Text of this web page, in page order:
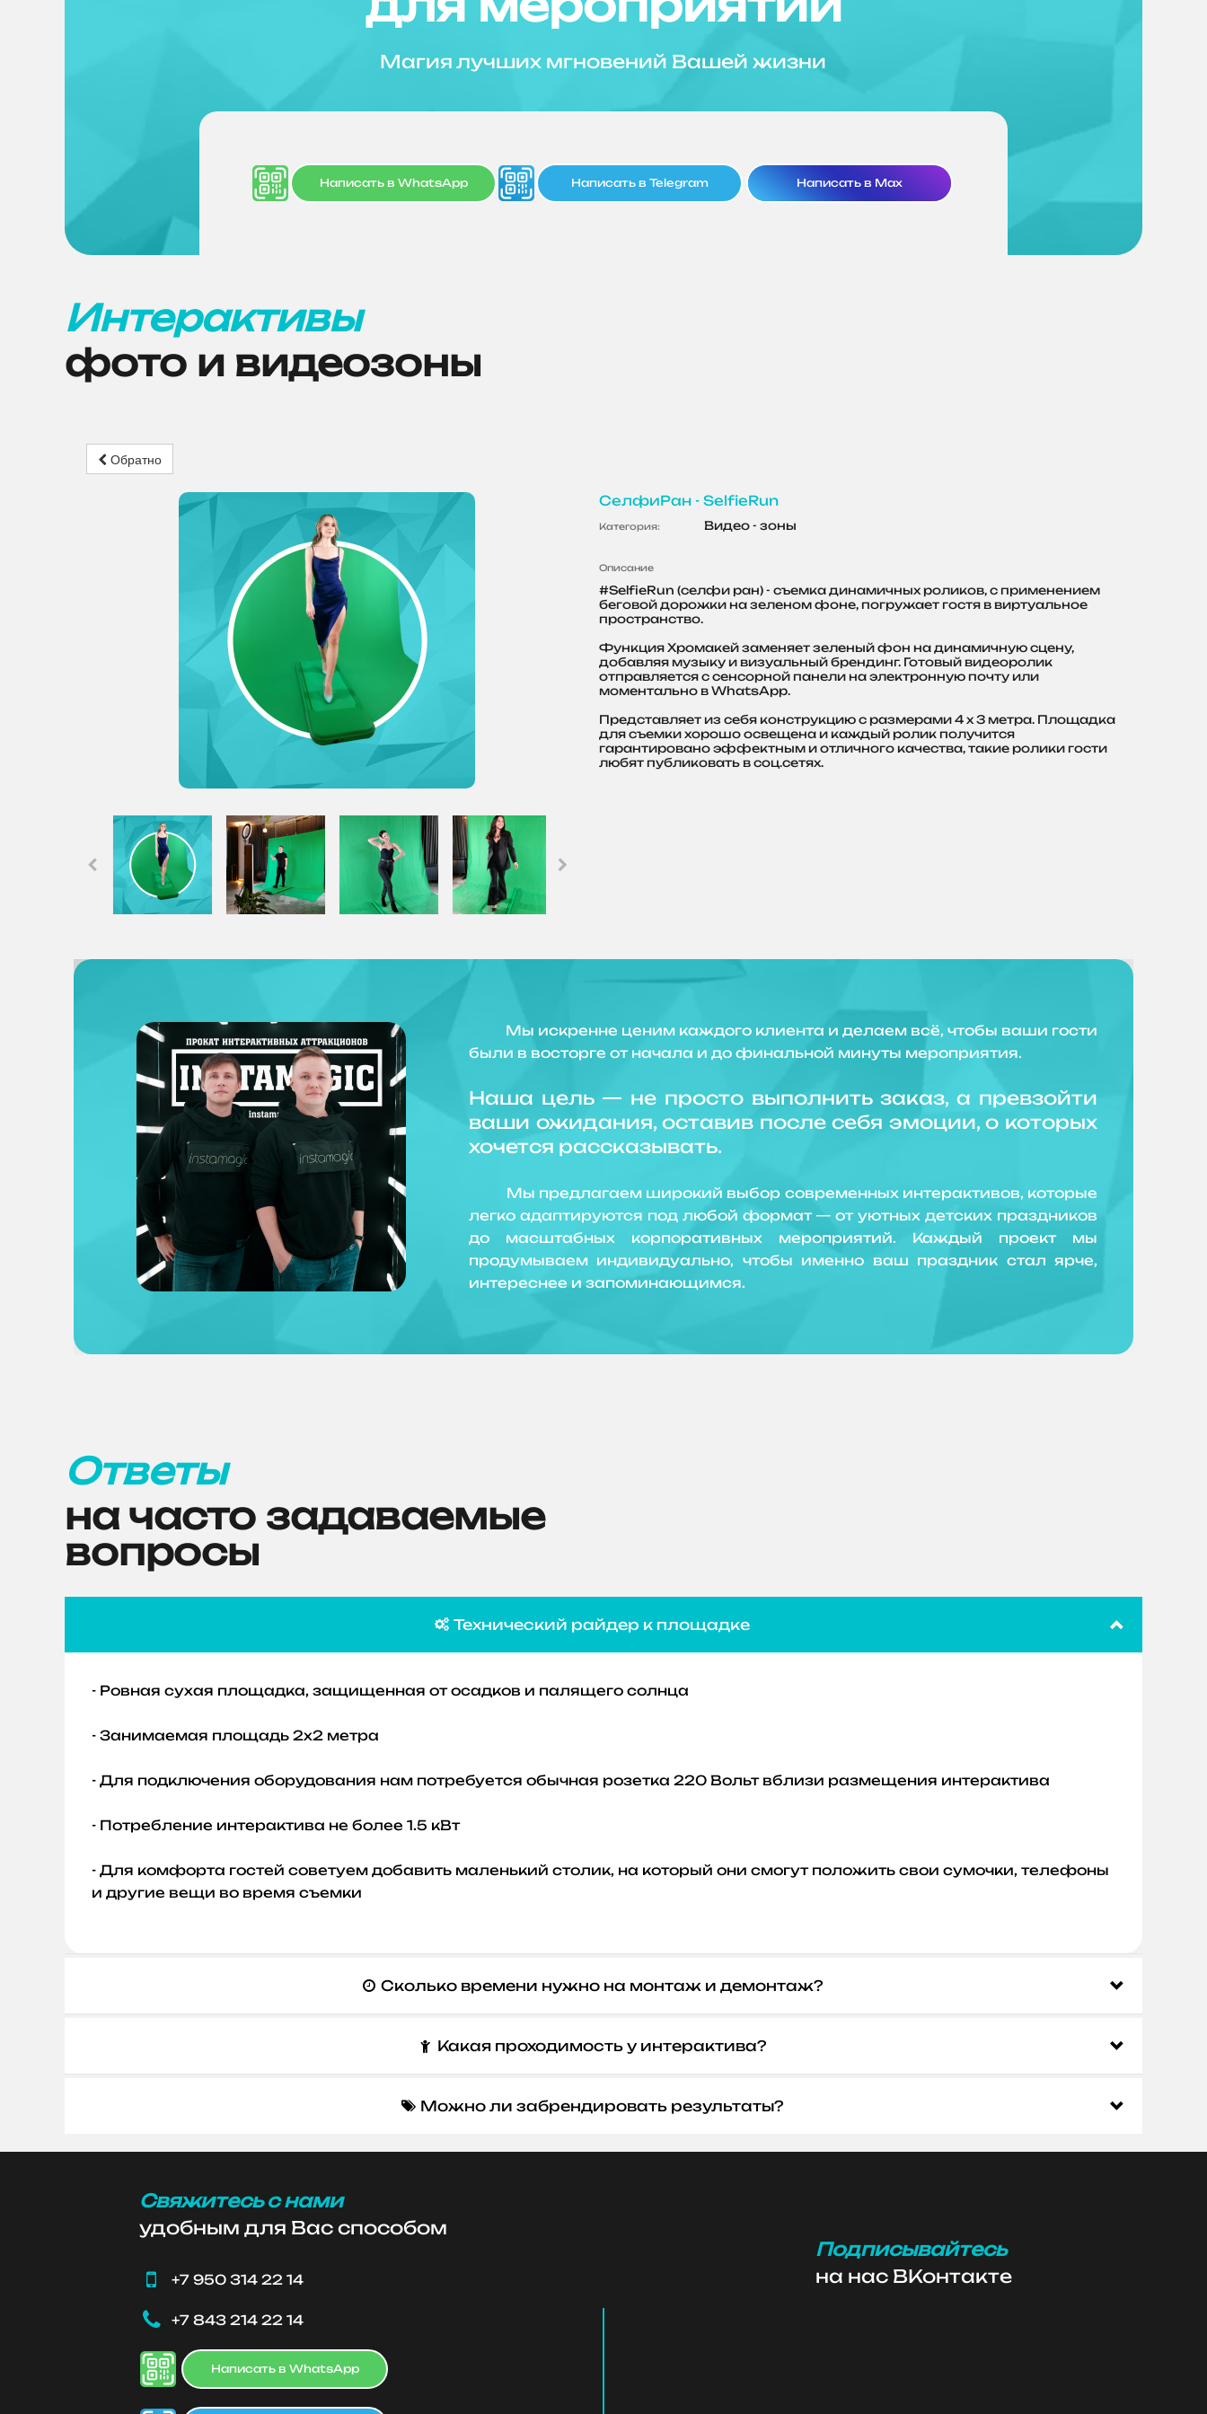
Магия лучших мгновений Вашей жизни
Написать в WhatsApp Написать в Telegram Написать в Max
Интерактивы
фото и видеозоны
Обратно
СелфиРан - SelfieRun
Категория: Видео - зоны
Описание
#SelfieRun (селфи ран) - съемка динамичных роликов, с применением
беговой дорожки на зеленом фоне, погружает гостя в виртуальное
пространство.
Функция Хромакей заменяет зеленый фон на динамичную сцену,
добавляя музыку и визуальный брендинг. Готовый видеоролик
отправляется с сенсорной панели на электронную почту или
моментально в WhatsApp.
Представляет из себя конструкцию с размерами 4 х 3 метра. Площадка
для съемки хорошо освещена и каждый ролик получится
гарантировано эффектным и отличного качества, такие ролики гости
любят публиковать в соц.сетях.
Мы искренне ценим каждого клиента и делаем всё, чтобы ваши гости
были в восторге от начала и до финальной минуты мероприятия.
Наша цель — не просто выполнить заказ, а превзойти
ваши ожидания, оставив после себя эмоции, о которых
хочется рассказывать.
Мы предлагаем широкий выбор современных интерактивов, которые
легко адаптируются под любой формат — от уютных детских праздников
до масштабных корпоративных мероприятий. Каждый проект мы
продумываем индивидуально, чтобы именно ваш праздник стал ярче,
интереснее и запоминающимся.
Ответы
на часто задаваемые
вопросы
 Технический райдер к площадке
- Ровная сухая площадка, защищенная от осадков и палящего солнца
- Занимаемая площадь 2х2 метра
- Для подключения оборудования нам потребуется обычная розетка 220 Вольт вблизи размещения интерактива
- Потребление интерактива не более 1.5 кВт
- Для комфорта гостей советуем добавить маленький столик, на который они смогут положить свои сумочки, телефоны
и другие вещи во время съемки
 Сколько времени нужно на монтаж и демонтаж?
 Какая проходимость у интерактива?
 Можно ли забрендировать результаты?
Свяжитесь с нами
удобным для Вас способом
 +7 950 314 22 14
 +7 843 214 22 14
Написать в WhatsApp
Подписывайтесь
на нас ВКонтакте